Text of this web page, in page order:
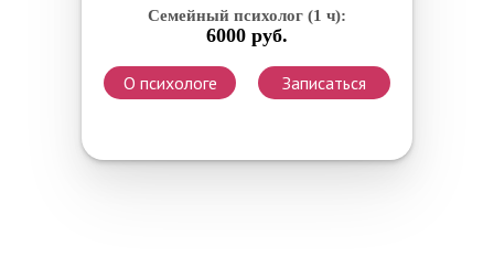
Семейный психолог (1 ч):
6000 руб.
О психологе Записаться